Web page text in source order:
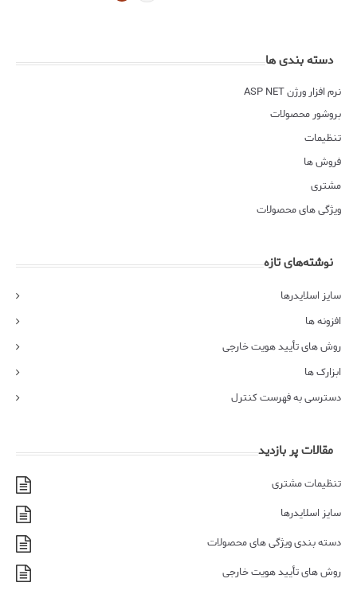
دسته بندی ها
نرم افزار ورژن ASP NET
بروشور محصولات
تنظیمات
فروش ها
مشتری
ویژگی های محصولات
نوشته‌های تازه
سایز اسلایدرها
افزونه ها
روش های تأیید هویت خارجی
ابزارک ها
دسترسی به فهرست کنترل
مقالات پر بازدید
تنظیمات مشتری
سایز اسلایدرها
دسته بندی ویژگی های محصولات
روش های تأیید هویت خارجی